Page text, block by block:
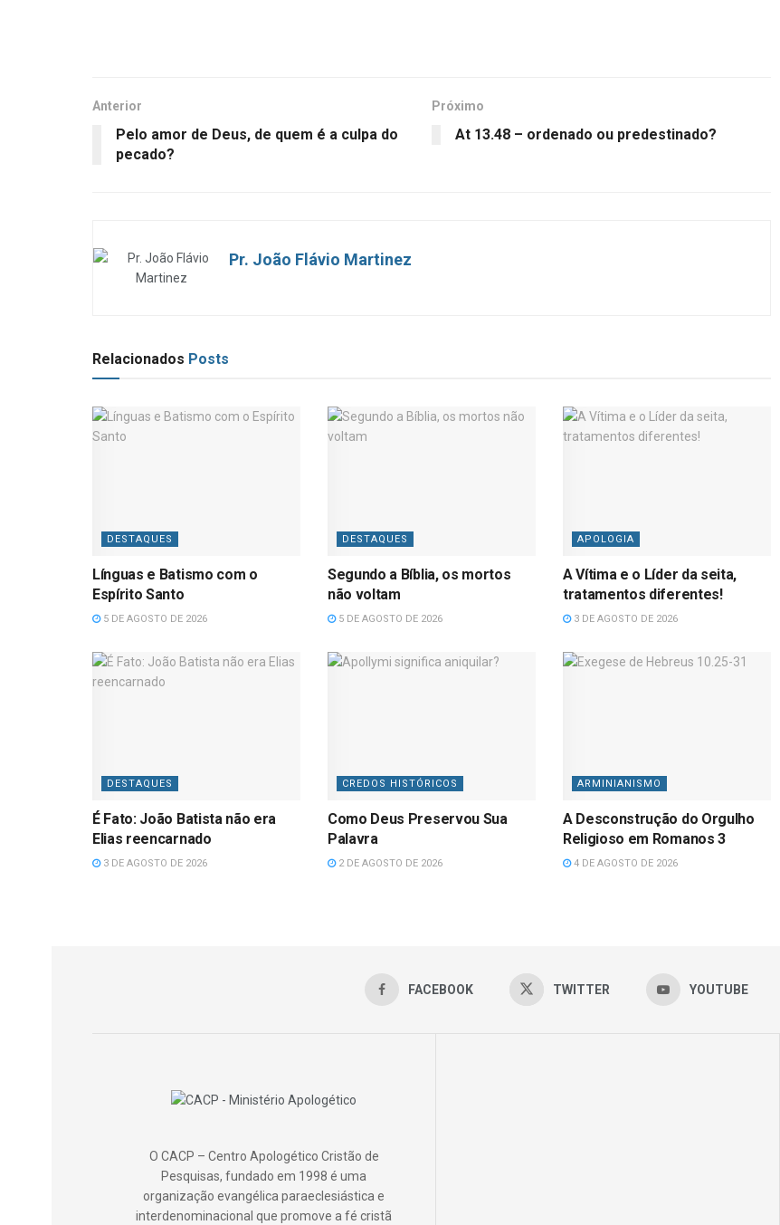
Anterior
Pelo amor de Deus, de quem é a culpa do
pecado?
Próximo
At 13.48 – ordenado ou predestinado?
Pr. João Flávio Martinez
Relacionados Posts
DESTAQUES
Línguas e Batismo com o
Espírito Santo
5 DE AGOSTO DE 2026
DESTAQUES
Segundo a Bíblia, os mortos
não voltam
5 DE AGOSTO DE 2026
APOLOGIA
A Vítima e o Líder da seita,
tratamentos diferentes!
3 DE AGOSTO DE 2026
DESTAQUES
É Fato: João Batista não era
Elias reencarnado
3 DE AGOSTO DE 2026
CREDOS HISTÓRICOS
Como Deus Preservou Sua
Palavra
2 DE AGOSTO DE 2026
ARMINIANISMO
A Desconstrução do Orgulho
Religioso em Romanos 3
4 DE AGOSTO DE 2026
FACEBOOK TWITTER YOUTUBE
O CACP – Centro Apologético Cristão de
Pesquisas, fundado em 1998 é uma
organização evangélica paraeclesiástica e
interdenominacional que promove a fé cristã